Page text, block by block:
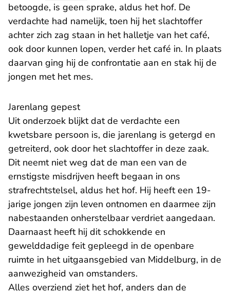
betoogde, is geen sprake, aldus het hof. De
verdachte had namelijk, toen hij het slachtoffer
achter zich zag staan in het halletje van het café,
ook door kunnen lopen, verder het café in. In plaats
daarvan ging hij de confrontatie aan en stak hij de
jongen met het mes.
Jarenlang gepest
Uit onderzoek blijkt dat de verdachte een
kwetsbare persoon is, die jarenlang is getergd en
getreiterd, ook door het slachtoffer in deze zaak.
Dit neemt niet weg dat de man een van de
ernstigste misdrijven heeft begaan in ons
strafrechtstelsel, aldus het hof. Hij heeft een 19-
jarige jongen zijn leven ontnomen en daarmee zijn
nabestaanden onherstelbaar verdriet aangedaan.
Daarnaast heeft hij dit schokkende en
gewelddadige feit gepleegd in de openbare
ruimte in het uitgaansgebied van Middelburg, in de
aanwezigheid van omstanders.
Alles overziend ziet het hof, anders dan de